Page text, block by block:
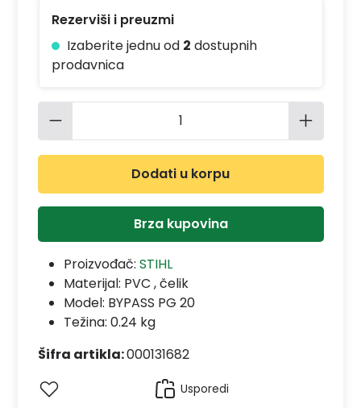
Rezerviši i preuzmi
Izaberite jednu od 2 dostupnih
prodavnica
Količina proizvoda: Unesite
Dodati u korpu
Brza kupovina
Proizvođač: STIHL
Materijal: PVC , čelik
Model: BYPASS PG 20
Težina: 0.24 kg
Šifra artikla:000131682
Usporedi